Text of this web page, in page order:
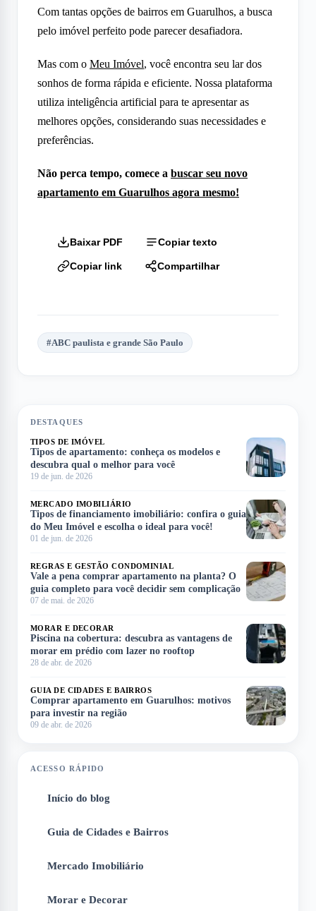
Com tantas opções de bairros em Guarulhos, a busca
pelo imóvel perfeito pode parecer desafiadora.
Mas com o Meu Imóvel, você encontra seu lar dos
sonhos de forma rápida e eficiente. Nossa plataforma
utiliza inteligência artificial para te apresentar as
melhores opções, considerando suas necessidades e
preferências.
Não perca tempo, comece a buscar seu novo
apartamento em Guarulhos agora mesmo!
Baixar PDF Copiar texto
Copiar link Compartilhar
#ABC paulista e grande São Paulo
DESTAQUES
TIPOS DE IMÓVEL
Tipos de apartamento: conheça os modelos e
descubra qual o melhor para você
19 de jun. de 2026
MERCADO IMOBILIÁRIO
Tipos de financiamento imobiliário: confira o guia
do Meu Imóvel e escolha o ideal para você!
01 de jun. de 2026
REGRAS E GESTÃO CONDOMINIAL
Vale a pena comprar apartamento na planta? O
guia completo para você decidir sem complicação
07 de mai. de 2026
MORAR E DECORAR
Piscina na cobertura: descubra as vantagens de
morar em prédio com lazer no rooftop
28 de abr. de 2026
GUIA DE CIDADES E BAIRROS
Comprar apartamento em Guarulhos: motivos
para investir na região
09 de abr. de 2026
ACESSO RÁPIDO
Início do blog
Guia de Cidades e Bairros
Mercado Imobiliário
Morar e Decorar